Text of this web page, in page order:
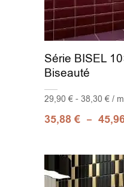
Série BISEL
Biseauté
29,90 € - 38,30 € /
35,88€ –